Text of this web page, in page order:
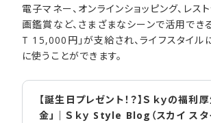
電子マネー、オンラインショッピング、レス
画鑑賞など、さまざまなシーンで活用でき
T 15,000円」が支給され、ライフスタイル
に使うことができます。
【誕生日プレゼント！？】Ｓｋｙの福利
金」｜Ｓｋｙ Style Blog（スカイ ス